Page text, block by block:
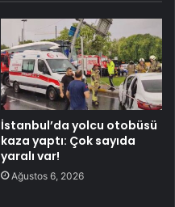
İstanbul’da yolcu otobüsü
kaza yaptı: Çok sayıda
yaralı var!
Ağustos 6, 2026